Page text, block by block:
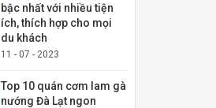
bậc nhất với nhiều tiện
ích, thích hợp cho mọi
du khách
11 - 07 - 2023
Top 10 quán cơm lam gà
nướng Đà Lạt ngon